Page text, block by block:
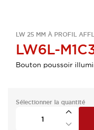
LW 25 MM À PROFIL
LW6L-
Bouton poussoir
Sélectionner la quantité